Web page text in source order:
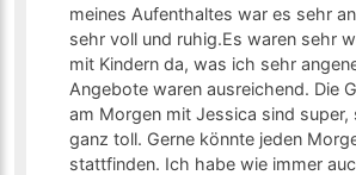
meines Aufenthaltes war es sehr
sehr voll und ruhig.Es waren sehr
mit Kindern da, was ich sehr
Angebote waren ausreichend. Die
am Morgen mit Jessica sind super,
ganz toll. Gerne könnte jeden
stattfinden. Ich habe wie immer